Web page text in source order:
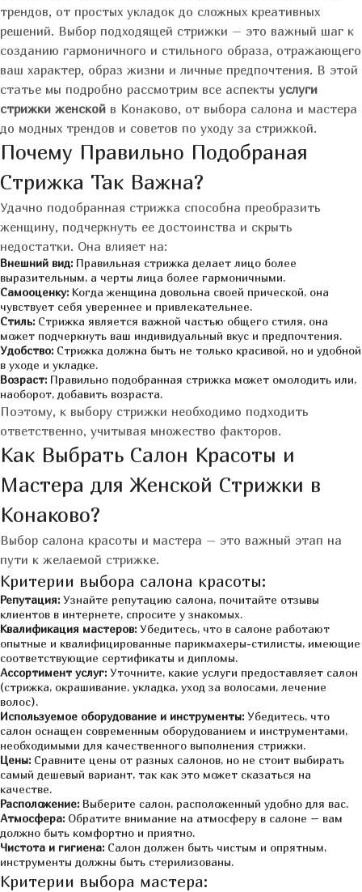
трендов, от простых укладок до сложных креативных
решений. Выбор подходящей стрижки – это важный шаг к
созданию гармоничного и стильного образа, отражающего
ваш характер, образ жизни и личные предпочтения. В этой
статье мы подробно рассмотрим все аспекты услуги
стрижки женской в Конаково, от выбора салона и мастера
до модных трендов и советов по уходу за стрижкой.
Почему Правильно Подобраная
Стрижка Так Важна?
Удачно подобранная стрижка способна преобразить
женщину, подчеркнуть ее достоинства и скрыть
недостатки. Она влияет на:
Внешний вид: Правильная стрижка делает лицо более
выразительным, а черты лица более гармоничными.
Самооценку: Когда женщина довольна своей прической, она
чувствует себя увереннее и привлекательнее.
Стиль: Стрижка является важной частью общего стиля, она
может подчеркнуть ваш индивидуальный вкус и предпочтения.
Удобство: Стрижка должна быть не только красивой, но и удобной
в уходе и укладке.
Возраст: Правильно подобранная стрижка может омолодить или,
наоборот, добавить возраста.
Поэтому, к выбору стрижки необходимо подходить
ответственно, учитывая множество факторов.
Как Выбрать Салон Красоты и
Мастера для Женской Стрижки в
Конаково?
Выбор салона красоты и мастера – это важный этап на
пути к желаемой стрижке.
Критерии выбора салона красоты:
Репутация: Узнайте репутацию салона, почитайте отзывы
клиентов в интернете, спросите у знакомых.
Квалификация мастеров: Убедитесь, что в салоне работают
опытные и квалифицированные парикмахеры-стилисты, имеющие
соответствующие сертификаты и дипломы.
Ассортимент услуг: Уточните, какие услуги предоставляет салон
(стрижка, окрашивание, укладка, уход за волосами, лечение
волос).
Используемое оборудование и инструменты: Убедитесь, что
салон оснащен современным оборудованием и инструментами,
необходимыми для качественного выполнения стрижки.
Цены: Сравните цены от разных салонов, но не стоит выбирать
самый дешевый вариант, так как это может сказаться на
качестве.
Расположение: Выберите салон, расположенный удобно для вас.
Атмосфера: Обратите внимание на атмосферу в салоне – вам
должно быть комфортно и приятно.
Чистота и гигиена: Салон должен быть чистым и опрятным,
инструменты должны быть стерилизованы.
Критерии выбора мастера: